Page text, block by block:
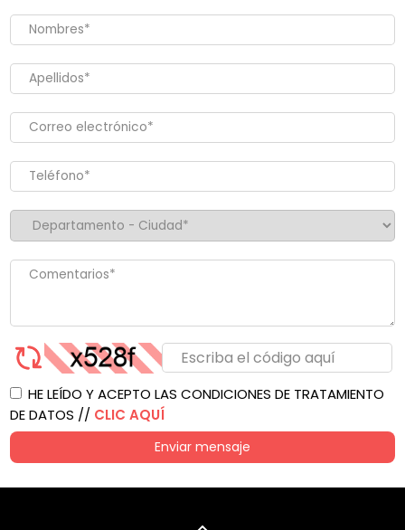
HE LEÍDO Y ACEPTO LAS CONDICIONES DE TRATAMIENTO
DE DATOS // CLIC AQUÍ
Enviar mensaje